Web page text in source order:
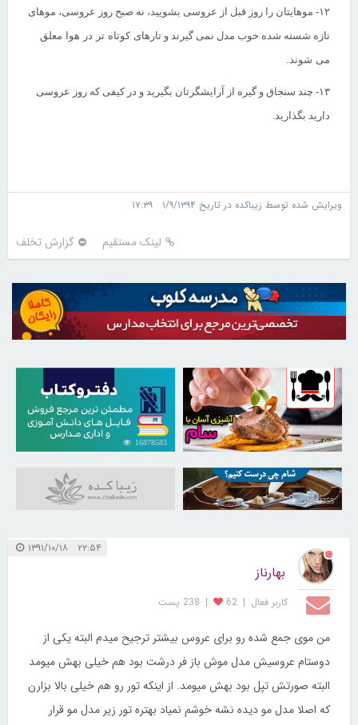
۱۲-
موهایتان را روز قبل از عروسی بشویید، نه صبح روز عروسی، موهای
تازه شسته شده خوب مدل نمی گیرند و تارهای کوتاه تر در هوا معلق
می شوند.
۱۳-
چند سنجاق و گیره از آرایشگرتان بگیرید و در کیفی که روز عروسی
دارید بگذارید.
ویرایش شده توسط زیباکده در تاریخ ۱/۹/۱۳۹۴ ۱۷:۳۹
لینک مستقیم گزارش تخلف
30257198
16878583
31042355
۲۲:۵۴ ۱۳۹۱/۱۰/۱۸
بهارناز
کاربر فعال |
62
| 238 پست
من موی جمع شده رو برای عروس بیشتر ترجیح میدم البته یکی از
دوستام عروسیش مدل موش باز فر درشت بود هم خیلی بهش میومد
البته صورتش تپل بود بهش میومد. از اینکه تور رو هم خیلی بالا بزارن
که اصلا مدل مو دیده نشه خوشم نمیاد بهتره تور زیر مدل مو قرار